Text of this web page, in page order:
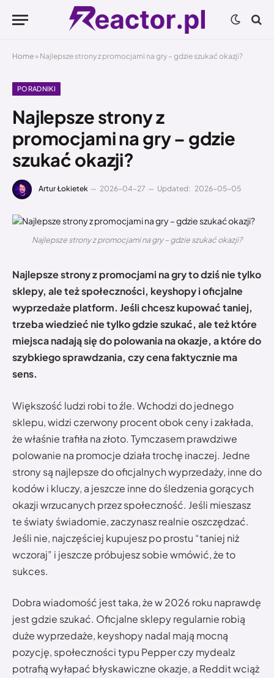
Home » Najlepsze strony z promocjami na gry – gdzie szukać okazji?
PORADNIKI
Najlepsze strony z
promocjami na gry – gdzie
szukać okazji?
Artur Łokietek 2026-04-27 Updated: 2026-05-05
Najlepsze strony z promocjami na gry – gdzie szukać okazji?
Najlepsze strony z promocjami na gry to dziś nie tylko
sklepy, ale też społeczności, keyshopy i oficjalne
wyprzedaże platform. Jeśli chcesz kupować taniej,
trzeba wiedzieć nie tylko gdzie szukać, ale też które
miejsca nadają się do polowania na okazje, a które do
szybkiego sprawdzania, czy cena faktycznie ma
sens.
Większość ludzi robi to źle. Wchodzi do jednego
sklepu, widzi czerwony procent obok ceny i zakłada,
że właśnie trafiła na złoto. Tymczasem prawdziwe
polowanie na promocje działa trochę inaczej. Jedne
strony są najlepsze do oficjalnych wyprzedaży, inne do
kodów i kluczy, a jeszcze inne do śledzenia gorących
okazji wrzucanych przez społeczność. Jeśli mieszasz
te światy świadomie, zaczynasz realnie oszczędzać.
Jeśli nie, najczęściej kupujesz po prostu “taniej niż
wczoraj” i jeszcze próbujesz sobie wmówić, że to
sukces.
Dobra wiadomość jest taka, że w 2026 roku naprawdę
jest gdzie szukać. Oficjalne sklepy regularnie robią
duże wyprzedaże, keyshopy nadal mają mocną
pozycję, społeczności typu Pepper czy mydealz
potrafią wyłapać błyskawiczne okazje, a Reddit wciąż